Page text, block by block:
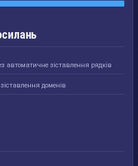
автоматичне зіставлення рядків
доменів